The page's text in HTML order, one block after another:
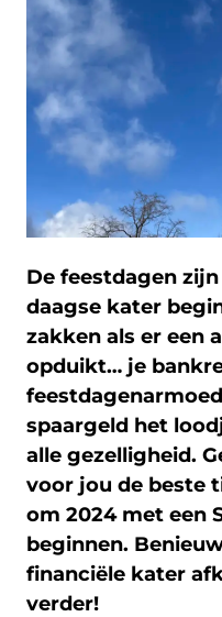
De feestdagen
daagse kater
zakken als er een
opduikt… je
spaargeld het
alle gezelligheid.
voor jou de beste
om 2024 met een
beginnen.
financiële kater
verder!